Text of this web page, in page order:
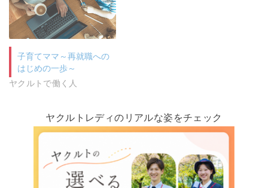
子育てママ～再就職への
はじめの一歩～
ヤクルトで働く人
ヤクルトレディのリアルな姿をチェック